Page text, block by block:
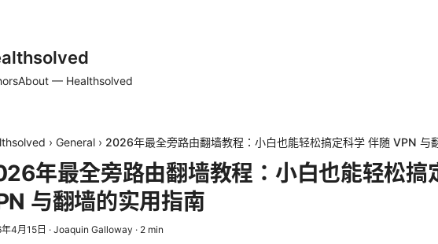
About — Healthsolved
› General › 2026年最全旁路由翻墙教程：小白也能轻松搞定科学 伴随 VPN 与
年最全旁路由翻墙教程：小白也能轻松搞
与翻墙的实用指南
4月15日 · Joaquin Galloway · 2 min